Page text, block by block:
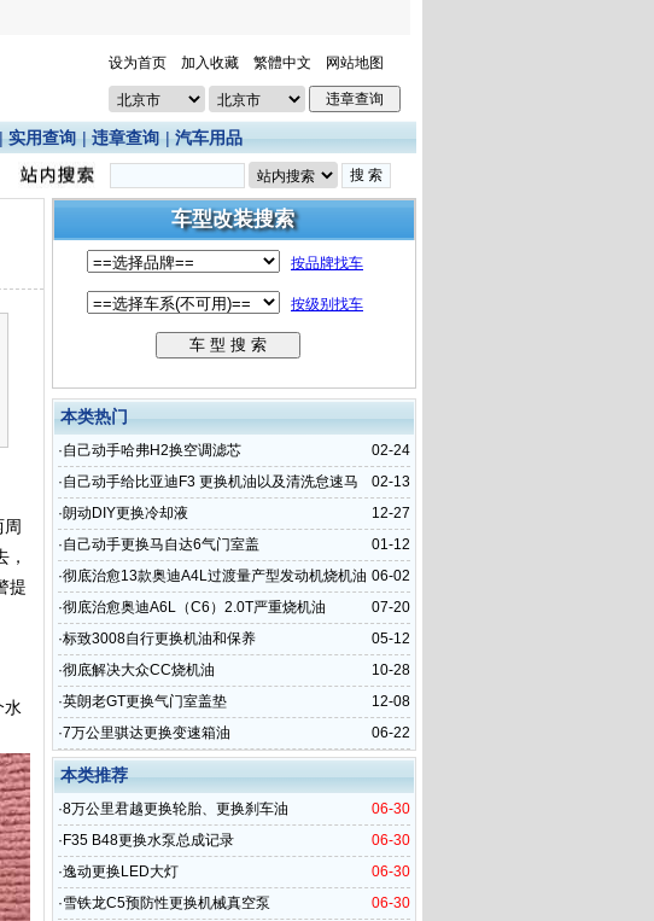
设为首页 加入收藏 繁體中文 网站地图
|实用查询 |违章查询 |汽车用品
提
水
本类热门
02-24
·自己动手哈弗H2换空调滤芯
02-13
·自己动手给比亚迪F3 更换机油以及清洗怠速马
达
12-27
·朗动DIY更换冷却液
01-12
·自己动手更换马自达6气门室盖
06-02
·彻底治愈13款奥迪A4L过渡量产型发动机烧机油
07-20
·彻底治愈奥迪A6L（C6）2.0T严重烧机油
05-12
·标致3008自行更换机油和保养
10-28
·彻底解决大众CC烧机油
12-08
·英朗老GT更换气门室盖垫
06-22
·7万公里骐达更换变速箱油
本类推荐
06-30
·8万公里君越更换轮胎、更换刹车油
06-30
· F35 B48更换水泵总成记录
06-30
·逸动更换LED大灯
06-30
·雪铁龙C5预防性更换机械真空泵